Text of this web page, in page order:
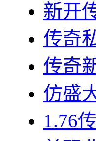
新开
传奇
传奇
仿盛
1.76